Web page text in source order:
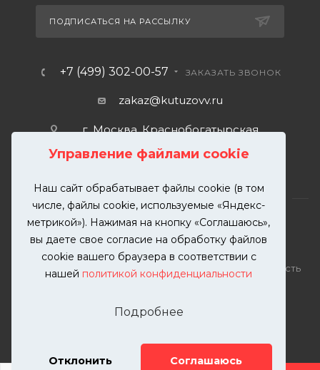
Управление файлами cookie
Наш сайт обрабатывает файлы cookie (в том
числе, файлы cookie, используемые «Яндекс-
метрикой»). Нажимая на кнопку «Соглашаюсь»,
вы даете свое согласие на обработку файлов
cookie вашего браузера в соответствии с
нашей политикой конфиденциальности
Подробнее
Отклонить Соглашаюсь
ПОДПИСАТЬСЯ НА РАССЫЛКУ
+7 (499) 302-00-57 ЗАКАЗАТЬ ЗВОНОК
zakaz@kutuzovv.ru
г. Москва, Краснобогатырская
2026 © KUTUZOVV | Кузовной ремонт и покраска
автомобилей. Вся информация на сайте – собственность
разрешения запрещена. Все права защищены.
Телефон: 8(499)-302-00-57